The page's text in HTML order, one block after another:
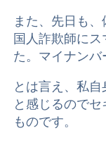
また、先日も
国人詐欺師に
た。マイナンバ
とは言え、私
と感じるので
ものです。